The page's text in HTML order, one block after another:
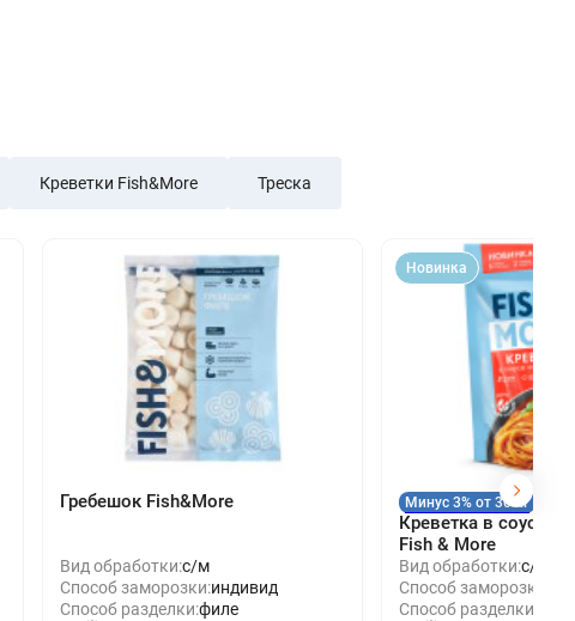
Креветки Fish&More Треска
Гребешок Fish&More
Вид обработки:с/м
Способ заморозки:индивид
Способ разделки:филе
Новинка
Минус 3% от 30 кг
Креветка в соусе
Fish & More
Вид обработки:с/м
Способ заморозки:
Способ разделки: